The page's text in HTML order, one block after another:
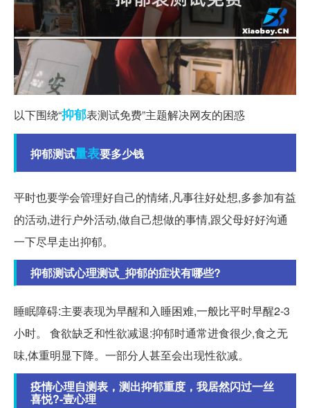
以下围绕“抑郁表测试免费”主题解决网友的困惑
抑郁测试量表要多少钱
平时也要学会管理好自己的情绪,凡事往好处想,多参加有益
的活动,进行户外活动,做自己想做的事情,跟父母好好沟通
一下尽早走出抑郁。
抑郁测试心理测试_抑郁的症状有哪些?
睡眠障碍:主要表现为早醒和入睡困难,一般比平时早醒2-3
小时。 食欲缺乏和性欲减退:抑郁时通常进食很少,食之无
味,体重明显下降。一部分人甚至会出现性欲减。
疫情心理自测表，测出抑郁重度，我居然闪过一丝
喜悦?-壹心理